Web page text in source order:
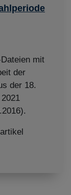
mit
der
der 18.